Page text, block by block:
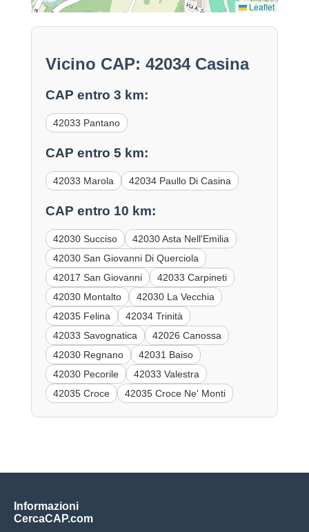
Leaflet
Vicino CAP: 42034 Casina
CAP entro 3 km:
42033 Pantano
CAP entro 5 km:
42033 Marola 42034 Paullo Di Casina
CAP entro 10 km:
42030 Succiso
42030 Asta Nell'Emilia
42030 San Giovanni Di Querciola
42017 San Giovanni
42033 Carpineti
42030 Montalto
42030 La Vecchia
42035 Felina
42034 Trinità
42033 Savognatica
42026 Canossa
42030 Regnano
42031 Baiso
42030 Pecorile
42033 Valestra
42035 Croce
42035 Croce Ne' Monti
Informazioni
CercaCAP.com